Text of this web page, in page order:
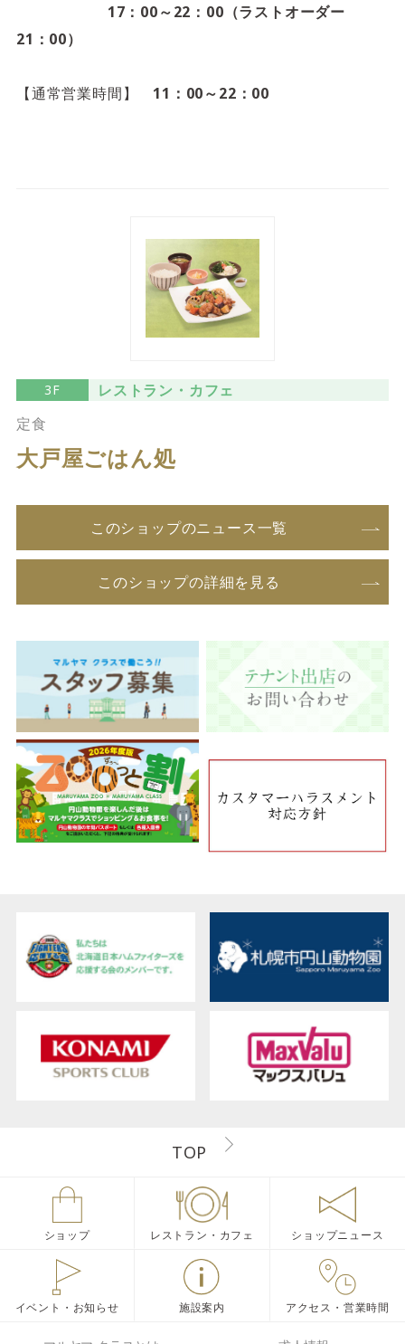
17：00～22：00（ラストオーダー
21：00）
【通常営業時間】 11：00～22：00
3F
レストラン・カフェ
定食
大戸屋ごはん処
このショップのニュース一覧
このショップの詳細を見る
TOP
ショップ レストラン・カフェ ショップニュース
イベント・お知らせ 施設案内 アクセス・営業時間